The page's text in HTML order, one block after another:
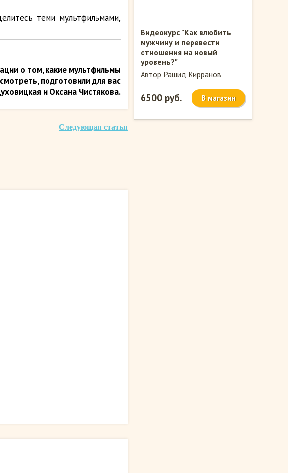
теми мультфильмами,
о том, какие мультфильмы
подготовили для вас
и Оксана Чистякова.
Следующая статья
Видеокурс "Как влюбить
мужчину и перевести
отношения на новый
уровень?"
Автор Рашид Кирранов
6500 руб. В магазин